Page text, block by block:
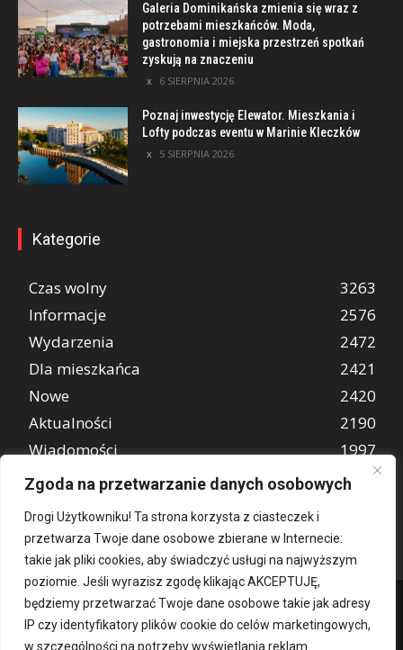
Zgoda na przetwarzanie danych osobowych
Drogi Użytkowniku! Ta strona korzysta z ciasteczek i
przetwarza Twoje dane osobowe zbierane w Internecie:
takie jak pliki cookies, aby świadczyć usługi na najwyższym
poziomie. Jeśli wyrazisz zgodę klikając AKCEPTUJĘ,
będziemy przetwarzać Twoje dane osobowe takie jak adresy
IP czy identyfikatory plików cookie do celów marketingowych,
w szczególności na potrzeby wyświetlania reklam
Galeria Dominikańska zmienia się wraz z
potrzebami mieszkańców. Moda,
gastronomia i miejska przestrzeń spotkań
zyskują na znaczeniu
6 SIERPNIA 2026
Poznaj inwestycję Elewator. Mieszkania i
Lofty podczas eventu w Marinie Kleczków
5 SIERPNIA 2026
Kategorie
Czas wolny
3263
Informacje
2576
Wydarzenia
2472
Dla mieszkańca
2421
Nowe
2420
Aktualności
2190
Wiadomości
1997
REKLAMA
849